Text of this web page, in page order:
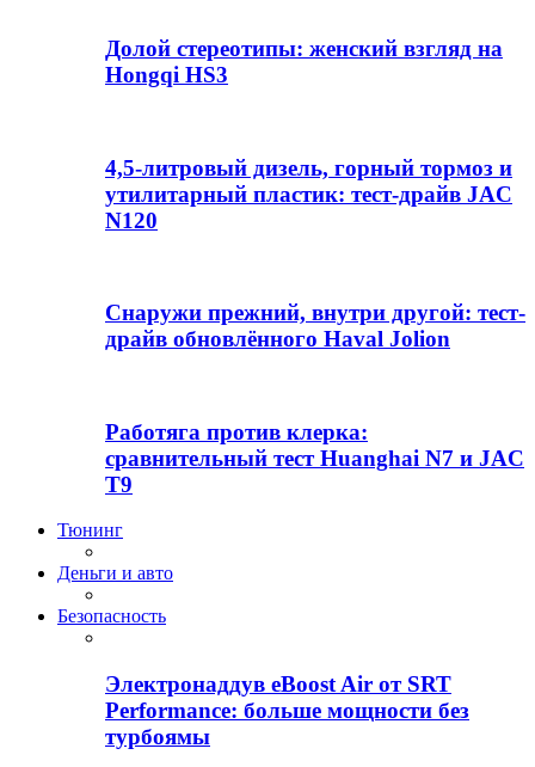
Долой стереотипы: женский взгляд на
Hongqi HS3
4,5-литровый дизель, горный тормоз и
утилитарный пластик: тест-драйв JAC
N120
Снаружи прежний, внутри другой: тест-
драйв обновлённого Haval Jolion
Работяга против клерка:
сравнительный тест Huanghai N7 и JAC
T9
Тюнинг
Деньги и авто
Безопасность
Электронаддув eBoost Air от SRT
Performance: больше мощности без
турбоямы